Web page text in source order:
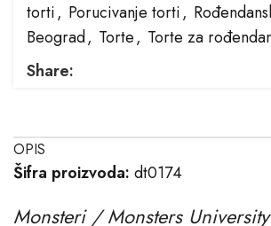
torti, Porucivanje torti,
Beograd, Torte, Torte za
Share:
OPIS
Šifra proizvoda: dt0174
Monsteri / Monsters